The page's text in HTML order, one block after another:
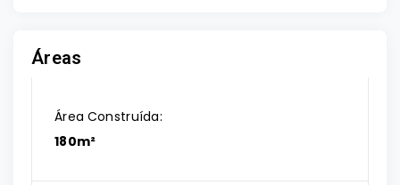
Áreas
Área Construída:
180m²